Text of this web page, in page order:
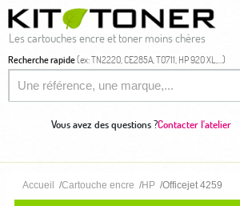
Les cartouches encre et toner moins chères
Recherche rapide(ex: TN2220, CE285A, T0711, HP 920 XL,...)
Vous avez des questions ?Contacter l'atelier
Accueil Cartouche encre HP Officejet 4259